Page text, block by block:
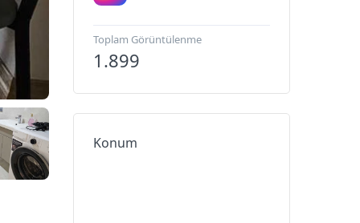
Toplam Görüntülenme
1.899
Konum